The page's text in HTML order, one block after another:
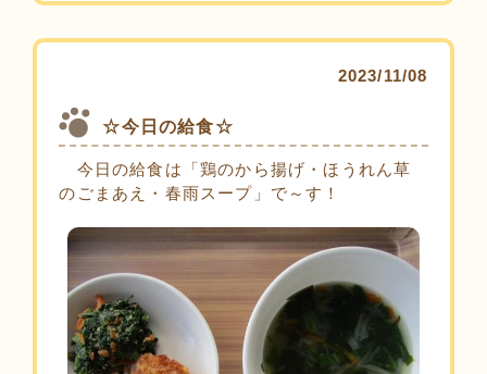
2023/11/08
☆今日の給食☆
今日の給食は「鶏のから揚げ・ほうれん草
のごまあえ・春雨スープ」で～す！